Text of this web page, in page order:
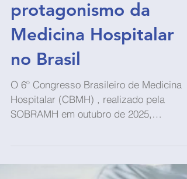
2 min de leitura